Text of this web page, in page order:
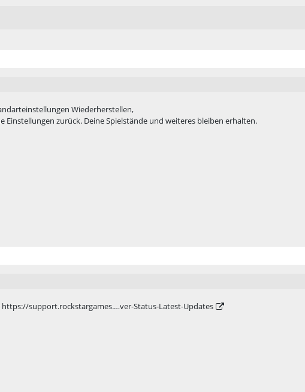
Wiederherstellen,
Einstellungen zurück. Deine Spielstände und weiteres bleiben erhalten.
https://support.rockstargames.…ver-Status-Latest-Updates